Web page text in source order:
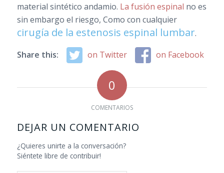
material sintético andamio. La fusión espinal no es
sin embargo el riesgo, Como con cualquier
cirugía de la estenosis espinal lumbar.
Share this:
on Twitter on Facebook
0
COMENTARIOS
DEJAR UN COMENTARIO
¿Quieres unirte a la conversación?
Siéntete libre de contribuir!